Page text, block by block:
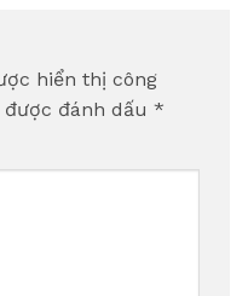
hiển thị công
đánh dấu *